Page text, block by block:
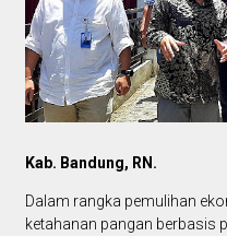
Kab. Bandung, RN.
Dalam rangka pemulihan
ketahanan pangan berbasis